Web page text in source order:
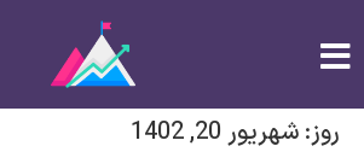
روز: شهریور 20, 1402